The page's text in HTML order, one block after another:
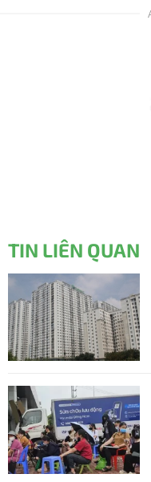
TIN LIÊN QUAN